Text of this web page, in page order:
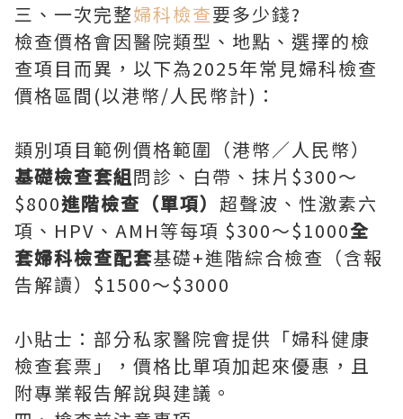
三、一次完整婦科檢查要多少錢?
檢查價格會因醫院類型、地點、選擇的檢
查項目而異，以下為2025年常見婦科檢查
價格區間(以港幣/人民幣計)：
類別項目範例價格範圍（港幣／人民幣）
基礎檢查套組問診、白帶、抹片$300～
$800進階檢查（單項） 超聲波、性激素六
項、HPV、AMH等每項 $300～$1000全
套婦科檢查配套基礎+進階綜合檢查（含報
告解讀）$1500～$3000
小貼士：部分私家醫院會提供「婦科健康
檢查套票」，價格比單項加起來優惠，且
附專業報告解說與建議。